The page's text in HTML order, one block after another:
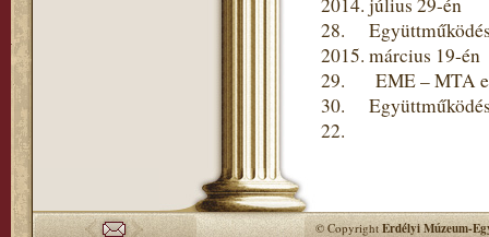
28. Együttműködési
2015. március 19-én
29. EME – MTA
30. Együttműködési
22.
© CopyrightErdélyi Múzeum-